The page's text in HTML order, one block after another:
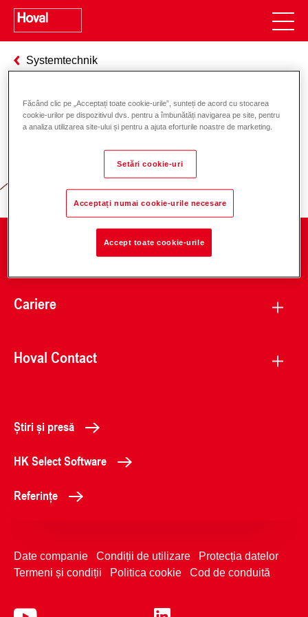
Systemtechnik
Responsabilitate pentru energie și
mediu
Cariere
Hoval Contact
Știri și presă
HK Select Software
Referințe
Date companie Condiții de utilizare
Protecția datelor
Termeni și condiții
Politica cookie Cod de conduită
Făcând clic pe „Acceptați toate cookie-urile”, sunteți de acord cu stocarea
cookie-urilor pe dispozitivul dvs. pentru a îmbunătăți navigarea pe site, pentru
a analiza utilizarea site-ului și pentru a ajuta eforturile noastre de marketing.
Setări cookie-uri
Acceptați numai cookie-urile necesare
Accept toate cookie-urile